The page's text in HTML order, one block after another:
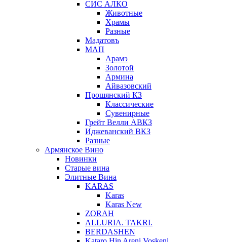
СИС АЛКО
Животные
Храмы
Разные
Мадатовъ
МАП
Арамэ
Золотой
Армина
Айвазовский
Прошянский КЗ
Классические
Сувенирные
Грейт Велли АВКЗ
Иджеванский ВКЗ
Разные
Армянское Вино
Новинки
Старые вина
Элитные Вина
KARAS
Karas
Karas New
ZORAH
ALLURIA. TAKRI.
BERDASHEN